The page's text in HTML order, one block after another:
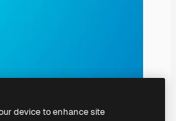
device to enhance site